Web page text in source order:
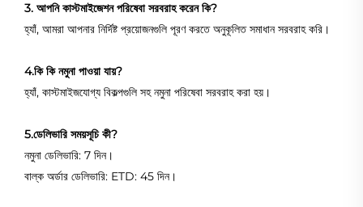
3. আপনি কাস্টমাইজেশন পরিষেবা সরবরাহ করেন কি?
হ্যাঁ, আমরা আপনার নির্দিষ্ট প্রয়োজনগুলি পূরণ করতে অনুকূলিত সমাধান সরবরাহ করি।
4.কি কি নমুনা পাওয়া যায়?
হ্যাঁ, কাস্টমাইজযোগ্য বিকল্পগুলি সহ নমুনা পরিষেবা সরবরাহ করা হয়।
5.ডেলিভারি সময়সূচি কী?
নমুনা ডেলিভারি: 7 দিন।
বাল্ক অর্ডার ডেলিভারি: ETD: 45 দিন।